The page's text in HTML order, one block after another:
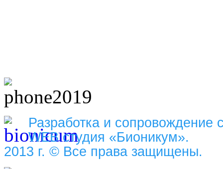
Разработка и сопровождение
WEB студия «Бионикум».
2013 г. © Все права защищены.